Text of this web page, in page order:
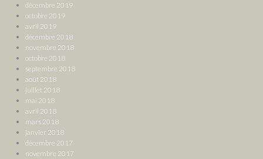
décembre 2019
octobre 2019
avril 2019
décembre 2018
novembre 2018
octobre 2018
septembre 2018
août 2018
juillet 2018
mai 2018
avril 2018
mars 2018
janvier 2018
décembre 2017
novembre 2017